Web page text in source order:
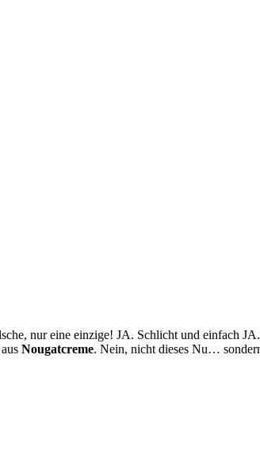
nur eine einzige! JA. Schlicht und einfach
Nougatcreme. Nein, nicht dieses Nu…